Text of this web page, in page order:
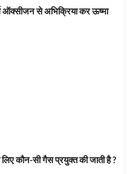
ऑक्सीजन से अभिक्रिया कर ऊष्मा
कौन-सी गैस प्रयुक्त की जाती है ?